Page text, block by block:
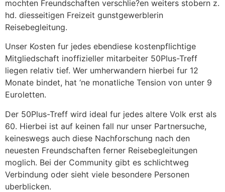
mochten Freundschaften verschlie?en weiters stobern z.
hd. diesseitigen Freizeit gunstgewerblerin
Reisebegleitung.
Unser Kosten fur jedes ebendiese kostenpflichtige
Mitgliedschaft inoffizieller mitarbeiter 50Plus-Treff
liegen relativ tief. Wer umherwandern hierbei fur 12
Monate bindet, hat ‘ne monatliche Tension von unter 9
Euroletten.
Der 50Plus-Treff wird ideal fur jedes altere Volk erst als
60. Hierbei ist auf keinen fall nur unser Partnersuche,
keineswegs auch diese Nachforschung nach den
neuesten Freundschaften ferner Reisebegleitungen
moglich. Bei der Community gibt es schlichtweg
Verbindung oder sieht viele besondere Personen
uberblicken.